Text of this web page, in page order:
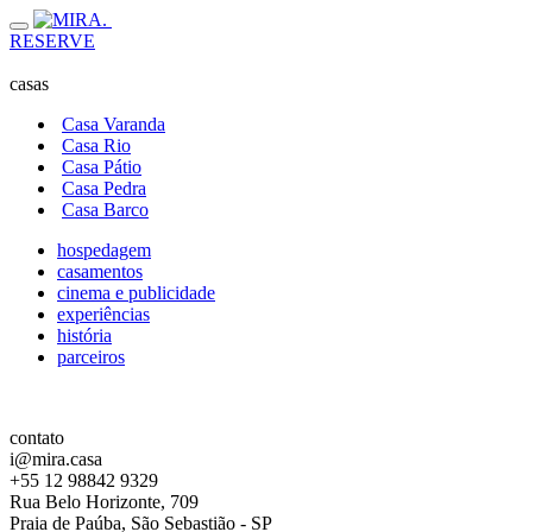
RESERVE
casas
Casa Varanda
Casa Rio
Casa Pátio
Casa Pedra
Casa Barco
hospedagem
casamentos
cinema e publicidade
experiências
história
parceiros
contato
i@mira.casa
+55 12 98842 9329
Rua Belo Horizonte, 709
Praia de Paúba, São Sebastião - SP